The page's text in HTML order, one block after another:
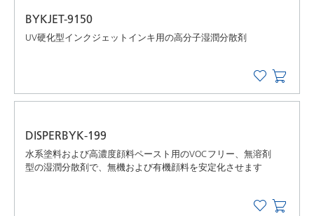
BYKJET-9150
UV硬化型インクジェットインキ用の高分子湿潤分散剤
DISPERBYK-199
水系塗料および高濃度顔料ペースト用のVOCフリー、無溶剤
型の湿潤分散剤で、無機および有機顔料を安定化させます